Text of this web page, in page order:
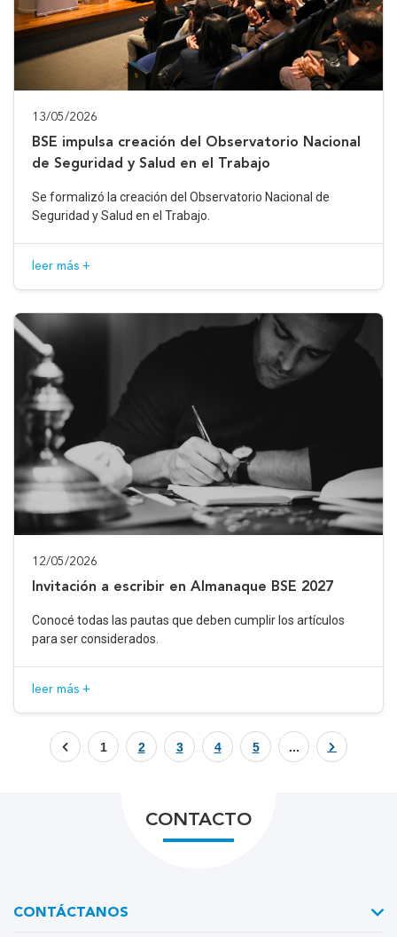
13/05/2026
BSE impulsa creación del Observatorio Nacional
de Seguridad y Salud en el Trabajo
Se formalizó la creación del Observatorio Nacional de
Seguridad y Salud en el Trabajo.
leer más +
12/05/2026
Invitación a escribir en Almanaque BSE 2027
Conocé todas las pautas que deben cumplir los artículos
para ser considerados.
leer más +
1 2 3 4 5 ...
CONTACTO
CONTÁCTANOS